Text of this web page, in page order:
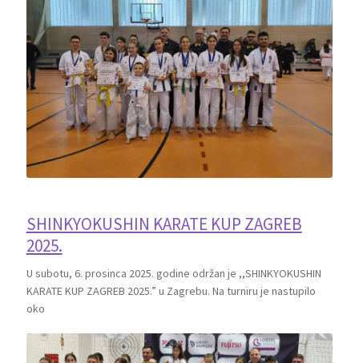
SHINKYOKUSHIN KARATE KUP ZAGREB
2025.
U subotu, 6. prosinca 2025. godine održan je ,,SHINKYOKUSHIN
KARATE KUP ZAGREB 2025.” u Zagrebu. Na turniru je nastupilo
oko